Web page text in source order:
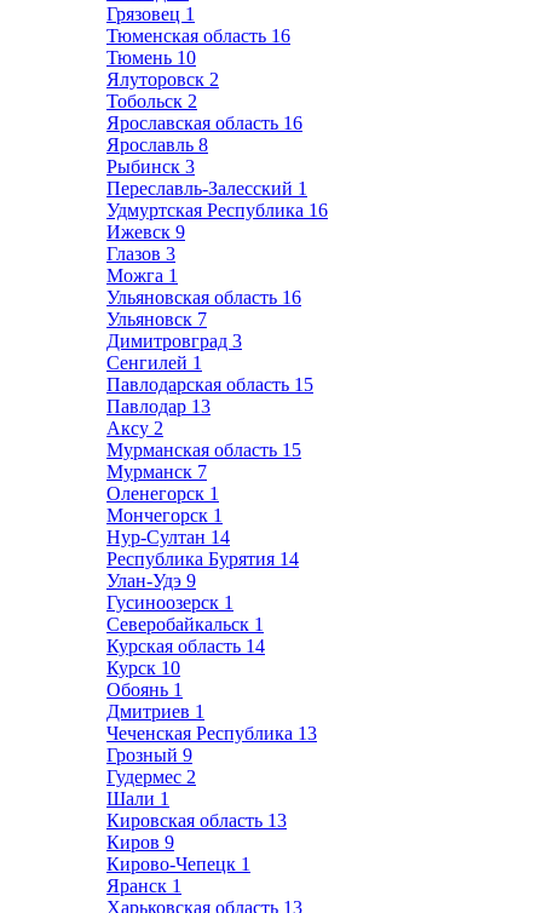
Грязовец 1
Тюменская область 16
Тюмень 10
Ялуторовск 2
Тобольск 2
Ярославская область 16
Ярославль 8
Рыбинск 3
Переславль-Залесский 1
Удмуртская Республика 16
Ижевск 9
Глазов 3
Можга 1
Ульяновская область 16
Ульяновск 7
Димитровград 3
Сенгилей 1
Павлодарская область 15
Павлодар 13
Аксу 2
Мурманская область 15
Мурманск 7
Оленегорск 1
Мончегорск 1
Нур-Султан 14
Республика Бурятия 14
Улан-Удэ 9
Гусиноозерск 1
Северобайкальск 1
Курская область 14
Курск 10
Обоянь 1
Дмитриев 1
Чеченская Республика 13
Грозный 9
Гудермес 2
Шали 1
Кировская область 13
Киров 9
Кирово-Чепецк 1
Яранск 1
Харьковская область 13